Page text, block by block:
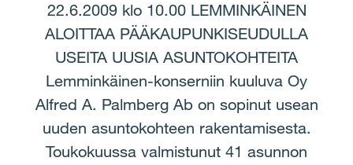
22.6.2009 klo 10.00 LEMMINKÄINEN
ALOITTAA PÄÄKAUPUNKISEUDULLA
USEITA UUSIA ASUNTOKOHTEITA
Lemminkäinen-konserniin kuuluva Oy
Alfred A. Palmberg Ab on sopinut usean
uuden asuntokohteen rakentamisesta.
Toukokuussa valmistunut 41 asunnon